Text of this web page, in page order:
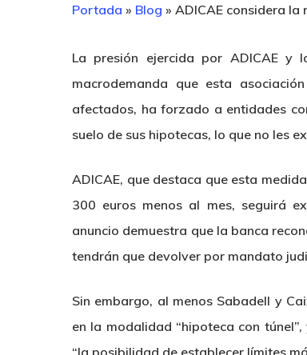
Portada » Blog » ADICAE considera
La presión ejercida por ADICAE y
macrodemanda que esta
afectados, ha forzado a entidades
suelo de sus hipotecas, lo que no les
ADICAE, que destaca que esta
300 euros menos al mes, seguirá
anuncio demuestra que la banca
tendrán que devolver por mandato
Sin embargo, al menos Sabadell y
en la modalidad “hipoteca con
“la posibilidad de establecer límites